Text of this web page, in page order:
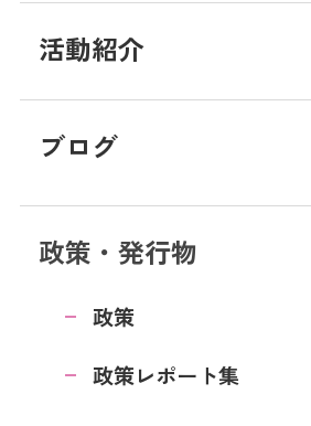
活動紹介
ブログ
政策・発行物
政策
政策レポート集